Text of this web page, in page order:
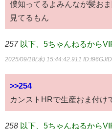
僕知ってるよみんなが髪お
見てるもん
257 以下、5ちゃんねるから
2025/09/18(木) 15:44:42.911
>>254
カンストHRで生産おま付け
258 以下、5ちゃんねるから